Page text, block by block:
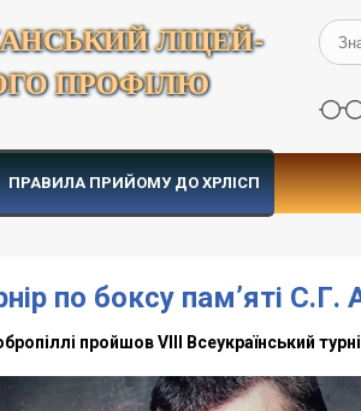
ЛІЦЕЙ-
ПРОФІЛЮ
ПРАВИЛА ПРИЙОМУ ДО ХРЛІСП
по боксу пам’яті
пройшов VIII Всеукраїнський